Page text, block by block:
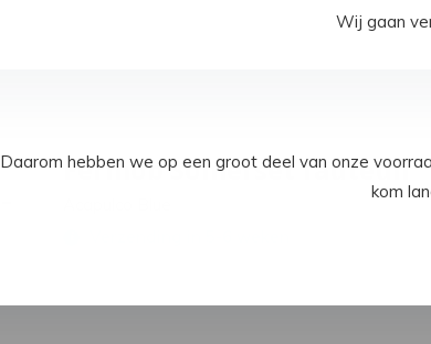
Fermob Somerset fauteuil
Wij gaan
Daarom hebben we op een groot deel van onze
kom